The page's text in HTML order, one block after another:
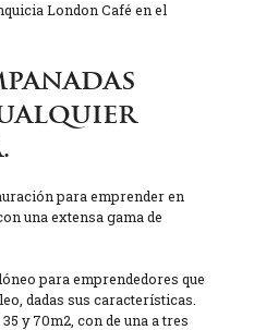
London Café en el
para emprender en
una extensa gama de
para emprendedores que
dadas sus características.
y 70m2, con de una a tres